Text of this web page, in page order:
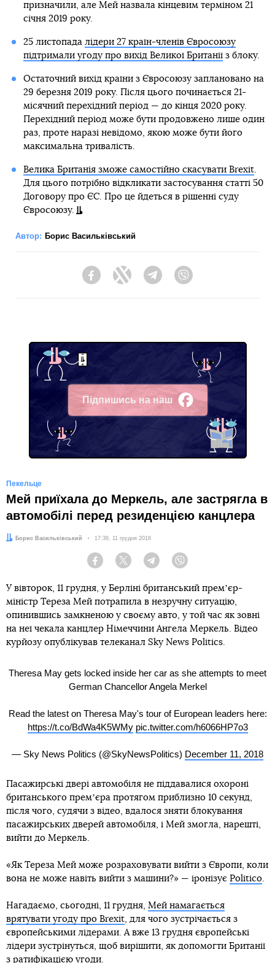
призначили, але Мей назвала кінцевим терміном 21
січня 2019 року.
25 листопада лідери 27 країн-членів Євросоюзу
підтримали угоду про вихід Великої Британіїз блоку.
Остаточний вихід країни з Євросоюзу заплановано на
29 березня 2019 року. Після цього починається 21-
місячний перехідний період — до кінця 2020 року.
Перехідний період може бути продовжено лише один
раз, проте наразі невідомо, якою може бути його
максимальна тривалість.
Велика Британія зможе самостійно скасувати Brexit.
Для цього потрібно відкликати застосування статті 50
Договору про ЄС. Про це йдеться в рішенні суду
Євросоюзу.
Автор: Борис Васильківський
FacebookTwitter Telegram
Підпишись на наш
Facebook
Пекельце
Мей приїхала до Меркель, але застрягла в
автомобілі перед резиденцією канцлера
Автор:Борис Васильківський Дата:
17:38, 11 грудня 2018
Facebook Twitter Telegram
У вівторок, 11 грудня, у Берліні британський премʼєр-
міністр Тереза Мей потрапила в незручну ситуацію,
опинившись замкненою у своєму авто, у той час як зовні
на неї чекала канцлер Німеччини Ангела Меркель. Відео
курйозу опублікував телеканал Sky News Politics.
Theresa May gets locked inside her car as she attempts to meet
German Chancellor Angela Merkel
Read the latest on Theresa May's tour of European leaders here:
https://t.co/BdWa4K5WMy pic.twitter.com/h6066HP7o3
— Sky News Politics (@SkyNewsPolitics) December 11, 2018
Пасажирські двері автомобіля не піддавалися охороні
британського премʼєра протягом приблизно 10 секунд,
після чого, судячи з відео, вдалося зняти блокування
пасажирських дверей автомобіля, і Мей змогла, нарешті,
вийти до Меркель.
«Як Тереза Мей може розраховувати вийти з Європи, коли
вона не може навіть вийти з машини?» — іронізує Politico.
Нагадаємо, сьогодні, 11 грудня, Мей намагається
врятувати угоду про Brexit, для чого зустрічається з
європейськими лідерами. А вже 13 грудня європейські
лідери зустрінуться, щоб вирішити, як допомогти Британії
з ратифікацією угоди.